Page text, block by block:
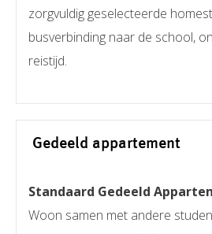
zorgvuldig geselecteerde
busverbinding naar de school,
reistijd.
Gedeeld appartement
Standaard Gedeeld
Woon samen met andere